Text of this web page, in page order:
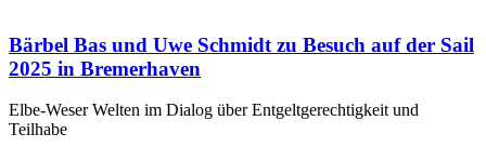
Bärbel Bas und Uwe Schmidt zu Besuch auf der Sail
2025 in Bremerhaven
Elbe-Weser Welten im Dialog über Entgeltgerechtigkeit und
Teilhabe